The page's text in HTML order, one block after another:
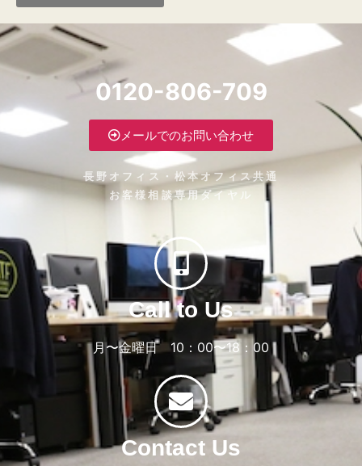
0120-806-709
メールでのお問い合わせ
長野オフィス・松本オフィス共通
お客様相談専用ダイヤル
Call to Us
月〜金曜日 10：00〜18：00
Contact Us